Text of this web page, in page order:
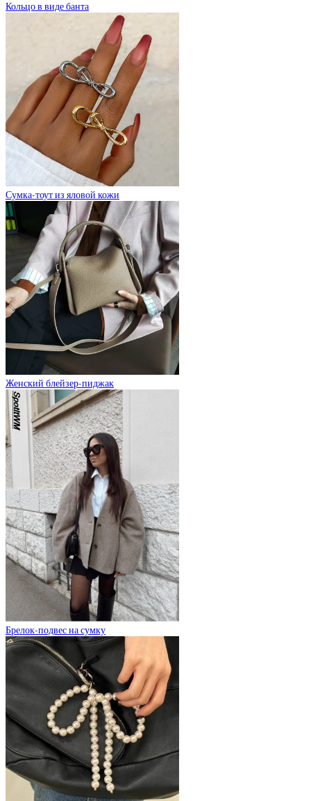
Кольцо в виде банта
Сумка-тоут из яловой кожи
Женский блейзер-пиджак
Брелок-подвес на сумку